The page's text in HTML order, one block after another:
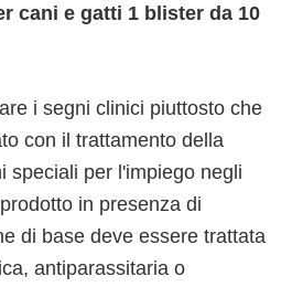
cani e gatti 1 blister da 10
i segni clinici piuttosto che
con il trattamento della
speciali per l'impiego negli
in presenza di
di base deve essere trattata
antiparassitaria o